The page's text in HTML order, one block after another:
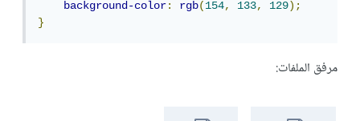
background-color: rgb(154, 133, 129);
}
مرفق الملفات: